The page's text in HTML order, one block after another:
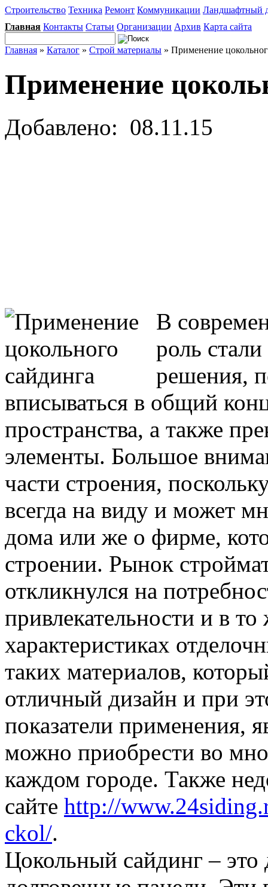
Строительство Техника Ремонт Коммуникации Ландшафтный
Главная Контакты Статьи Организации Архив Карта сайта
Главная » Каталог » Строй материалы » Применение
Применение
Добавлено: 08.11.15
В
роль
решения,
вписываться в общий
пространства, а также
элементы. Большое
части строения,
всегда на виду и может
дома или же о фирме,
строении. Рынок
откликнулся на
привлекательности и в
характеристиках
таких материалов,
отличный дизайн и при
показатели применения,
можно приобрести во
каждом городе. Также
сайте http://
ckol/.
Цокольный сайдинг – это